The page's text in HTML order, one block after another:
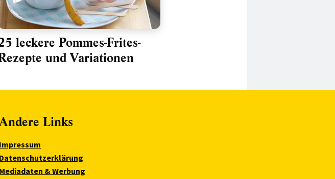
leckere Pommes-Frites-
und Variationen
Links
Impressum
Datenschutzerklärung
Mediadaten & Werbung